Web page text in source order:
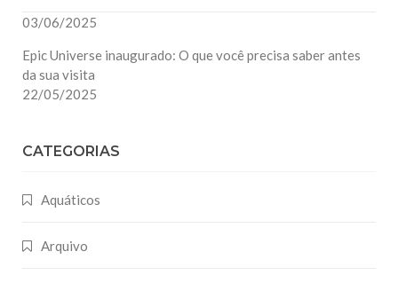
03/06/2025
Epic Universe inaugurado: O que você precisa saber antes
da sua visita
22/05/2025
CATEGORIAS
Aquáticos
Arquivo